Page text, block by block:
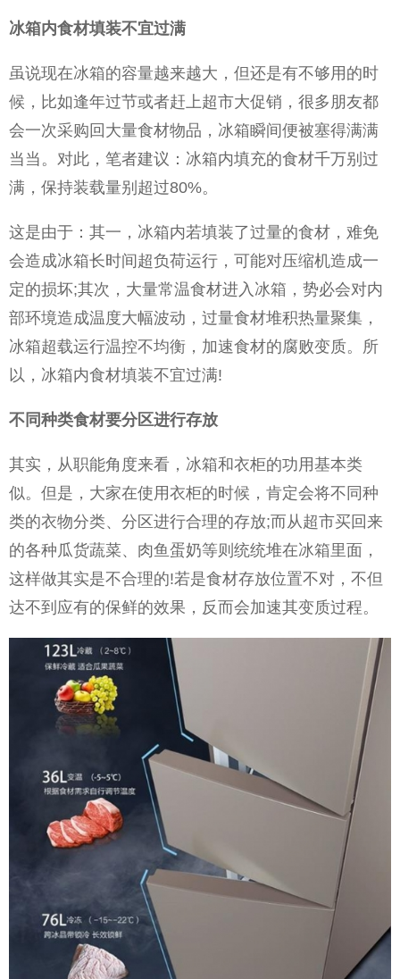
冰箱内食材填装不宜过满
虽说现在冰箱的容量越来越大，但还是有不够用的时
候，比如逢年过节或者赶上超市大促销，很多朋友都
会一次采购回大量食材物品，冰箱瞬间便被塞得满满
当当。对此，笔者建议：冰箱内填充的食材千万别过
满，保持装载量别超过80%。
这是由于：其一，冰箱内若填装了过量的食材，难免
会造成冰箱长时间超负荷运行，可能对压缩机造成一
定的损坏;其次，大量常温食材进入冰箱，势必会对内
部环境造成温度大幅波动，过量食材堆积热量聚集，
冰箱超载运行温控不均衡，加速食材的腐败变质。所
以，冰箱内食材填装不宜过满!
不同种类食材要分区进行存放
其实，从职能角度来看，冰箱和衣柜的功用基本类
似。但是，大家在使用衣柜的时候，肯定会将不同种
类的衣物分类、分区进行合理的存放;而从超市买回来
的各种瓜货蔬菜、肉鱼蛋奶等则统统堆在冰箱里面，
这样做其实是不合理的!若是食材存放位置不对，不但
达不到应有的保鲜的效果，反而会加速其变质过程。